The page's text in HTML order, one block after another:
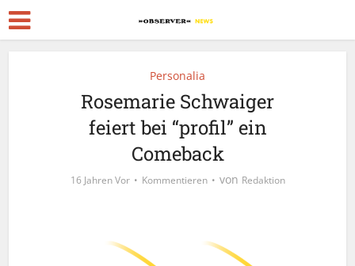
Personalia
Rosemarie Schwaiger
feiert bei “profil” ein
Comeback
16 Jahren Vor Kommentieren von Redaktion